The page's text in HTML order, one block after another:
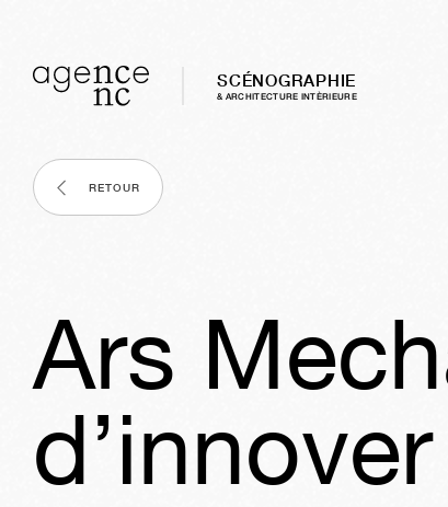
SCÉNOGRAPHIE
& ARCHITECTURE INTÈRIEURE
RETOUR
Ars
d’innover